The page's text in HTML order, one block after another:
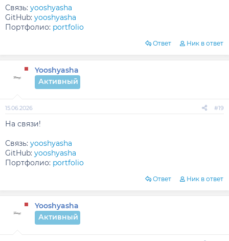
Связь: yooshyasha
GitHub: yooshyasha
Портфолио: portfolio
Ответ Ник в ответ
Yooshyasha
Активный
15.06.2026 #19
На связи!
Связь: yooshyasha
GitHub: yooshyasha
Портфолио: portfolio
Ответ Ник в ответ
Yooshyasha
Активный